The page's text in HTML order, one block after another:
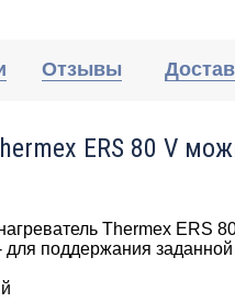
Отзывы
ERS 80 V
Thermex ERS
поддержания